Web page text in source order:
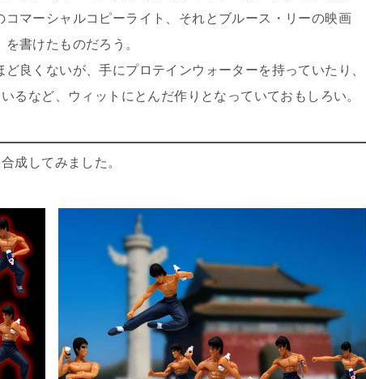
コマーシャルコピーライト、それとブルース・リーの映画
書けたものだろう。
良くないが、手にプロテインウォーターを持っていたり、
るなど、ウィットにとんだ作りとなっていておもしろい。
成してみました。